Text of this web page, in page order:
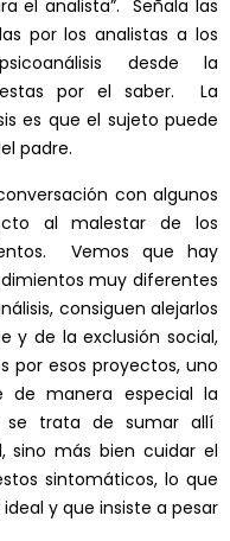
el analista”. Señala las
por los analistas a los
desde la
por el saber. La
es que el sujeto puede
padre.
con algunos
al malestar de los
Vemos que hay
muy diferentes
consiguen alejarlos
y de la exclusión social,
por esos proyectos, uno
de manera especial la
se trata de sumar allí
sino más bien cuidar el
sintomáticos, lo que
y que insiste a pesar